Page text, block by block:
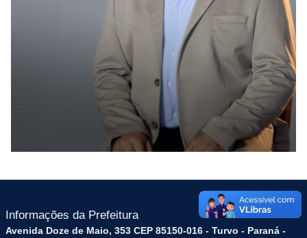
Informações da Prefeitura
Avenida Doze de Maio, 353 CEP 85150-016 - Turvo - Paraná -